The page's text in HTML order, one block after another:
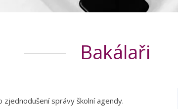
Bakálaři
správy školní agendy.